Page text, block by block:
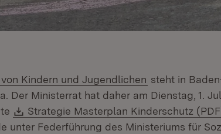
Kindern und Jugendlichen (Öffnet in
steht in
Der Ministerrat hat daher am Dienstag, 1.
Download:
Strategie Masterplan Kinderschutz
unter Federführung des Ministeriums für